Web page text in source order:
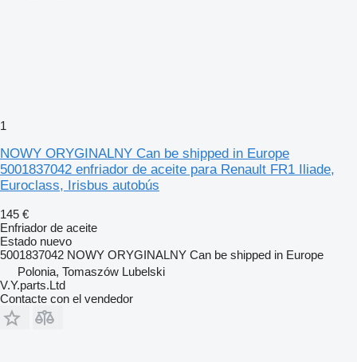
1
NOWY ORYGINALNY Can be shipped in Europe
5001837042 enfriador de aceite para Renault FR1 Iliade,
Euroclass, Irisbus autobús
145 €
Enfriador de aceite
Estado nuevo
5001837042 NOWY ORYGINALNY Can be shipped in Europe
Polonia, Tomaszów Lubelski
V.Y.parts.Ltd
Contacte con el vendedor